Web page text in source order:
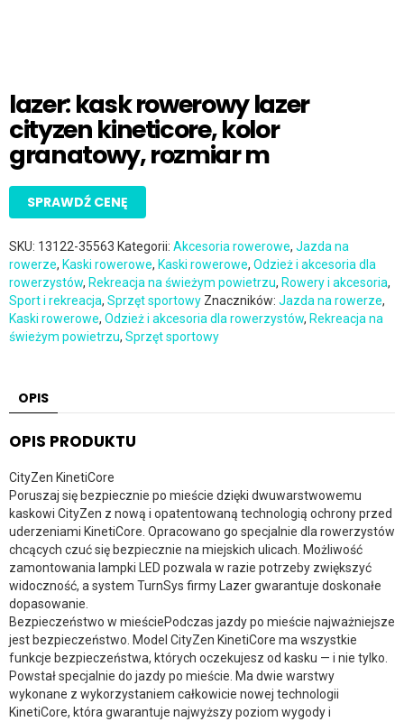
lazer: kask rowerowy lazer
cityzen kineticore, kolor
granatowy, rozmiar m
SPRAWDŹ CENĘ
SKU: 13122-35563 Kategorii: Akcesoria rowerowe, Jazda na
rowerze, Kaski rowerowe, Kaski rowerowe, Odzież i akcesoria dla
rowerzystów, Rekreacja na świeżym powietrzu, Rowery i akcesoria,
Sport i rekreacja, Sprzęt sportowy Znaczników: Jazda na rowerze,
Kaski rowerowe, Odzież i akcesoria dla rowerzystów, Rekreacja na
świeżym powietrzu, Sprzęt sportowy
OPIS
OPIS PRODUKTU
CityZen KinetiCore
Poruszaj się bezpiecznie po mieście dzięki dwuwarstwowemu
kaskowi CityZen z nową i opatentowaną technologią ochrony przed
uderzeniami KinetiCore. Opracowano go specjalnie dla rowerzystów
chcących czuć się bezpiecznie na miejskich ulicach. Możliwość
zamontowania lampki LED pozwala w razie potrzeby zwiększyć
widoczność, a system TurnSys firmy Lazer gwarantuje doskonałe
dopasowanie.
Bezpieczeństwo w mieściePodczas jazdy po mieście najważniejsze
jest bezpieczeństwo. Model CityZen KinetiCore ma wszystkie
funkcje bezpieczeństwa, których oczekujesz od kasku — i nie tylko.
Powstał specjalnie do jazdy po mieście. Ma dwie warstwy
wykonane z wykorzystaniem całkowicie nowej technologii
KinetiCore, która gwarantuje najwyższy poziom wygody i